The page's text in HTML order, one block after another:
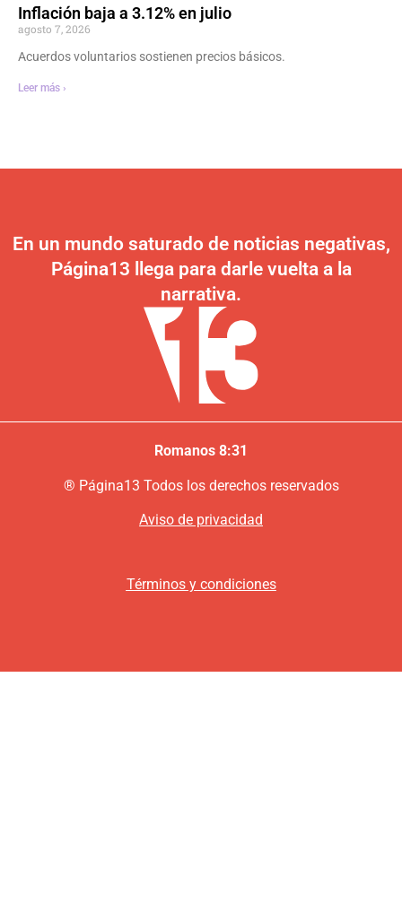
Inflación baja a 3.12% en julio
agosto 7, 2026
Acuerdos voluntarios sostienen precios básicos.
Leer más ›
En un mundo saturado de noticias negativas,
Página13 llega para darle vuelta a la
narrativa.
Romanos 8:31
® Página13 Todos los derechos reservados
Aviso de privacidad
Términos y condiciones